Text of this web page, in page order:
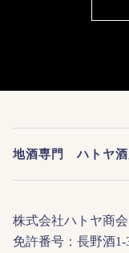
地酒専門 ハトヤ酒
株式会社ハトヤ商会
免許番号：長野酒1-